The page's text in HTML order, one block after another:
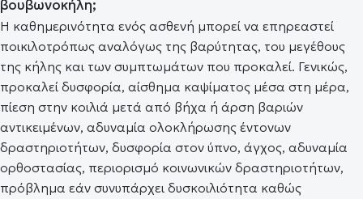
βουβωνοκήλη;
Η καθημερινότητα ενός ασθενή μπορεί να επηρεαστεί
ποικιλοτρόπως αναλόγως της βαρύτητας, του μεγέθους
της κήλης και των συμπτωμάτων που προκαλεί. Γενικώς,
προκαλεί δυσφορία, αίσθημα καψίματος μέσα στη μέρα,
πίεση στην κοιλιά μετά από βήχα ή άρση βαριών
αντικειμένων, αδυναμία ολοκλήρωσης έντονων
δραστηριοτήτων, δυσφορία στον ύπνο, άγχος, αδυναμία
ορθοστασίας, περιορισμό κοινωνικών δραστηριοτήτων,
πρόβλημα εάν συνυπάρχει δυσκοιλιότητα καθώς